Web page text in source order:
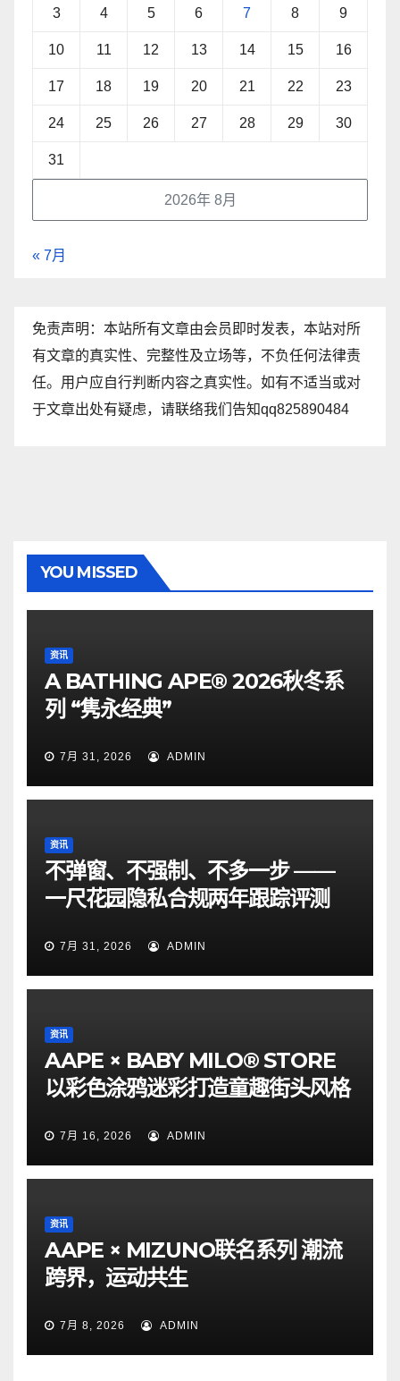
2026年 8月
3 4 5 6 7 8 9
10 11 12 13 14 15 16
17 18 19 20 21 22 23
24 25 26 27 28 29 30
31
« 7月
免责声明：本站所有文章由会员即时发表，本站对所
有文章的真实性、完整性及立场等，不负任何法律责
任。用户应自行判断内容之真实性。如有不适当或对
于文章出处有疑虑，请联络我们告知qq825890484
YOU MISSED
资讯
A BATHING APE® 2026秋冬系
列 “隽永经典”
7月 31, 2026 ADMIN
资讯
不弹窗、不强制、不多一步 ——
一尺花园隐私合规两年跟踪评测
7月 31, 2026 ADMIN
资讯
AAPE × BABY MILO® STORE
以彩色涂鸦迷彩打造童趣街头风格
7月 16, 2026 ADMIN
资讯
AAPE × MIZUNO联名系列 潮流
跨界，运动共生
7月 8, 2026 ADMIN